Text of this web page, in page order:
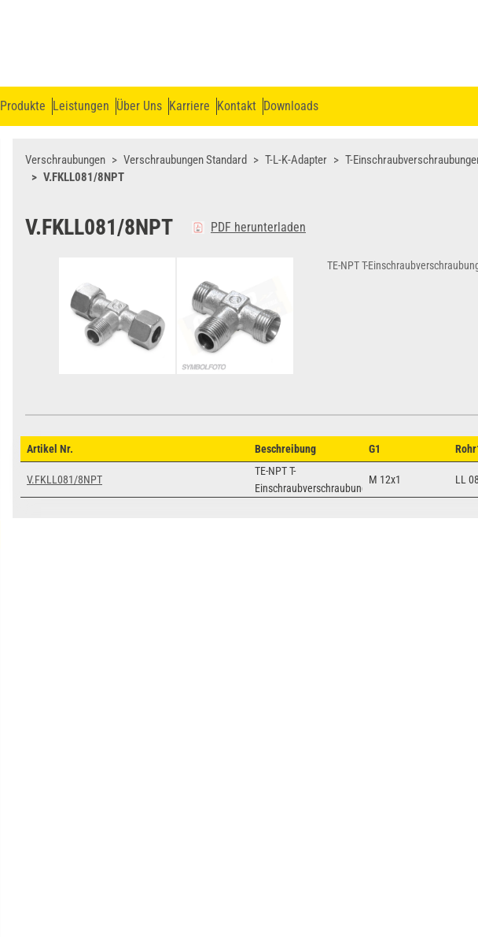
Produkte Leistungen Über Uns Karriere Kontakt Downloads
Verschraubungen Verschraubungen Standard T-L-K-Adapter
T-
V.FKLL081/8NPT
V.FKLL081/8NPT PDF herunterladen
TE-NPT T-
Artikel Nr. Beschreibung G1
V.FKLL081/8NPT
TE-NPT T-
Einschraubverschraubung
M 12x1 LL